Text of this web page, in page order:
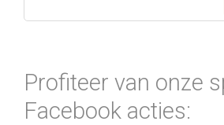
Profiteer van onze
Facebook acties: